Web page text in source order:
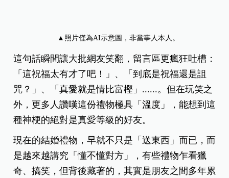
▲照片僅為AI示意圖，非當事人本人。
這句話瞬間讓大批網友笑翻，留言區更瘋狂吐槽：
「這祝福太有才了吧！」、「到底是祝福還是詛
咒？」、「真愛就是情比富樫」......。但在玩笑之
外，更多人讚嘆這份禮物極具「溫度」，能想到這
種神梗的絕對是真愛等級的好友。
現在的結婚禮物，早就不只是「送東西」而已，而
是越來越講究「懂不懂對方」，有些禮物乍看獵
奇、搞笑，但背後藏著的，其實是朋友之間多年累